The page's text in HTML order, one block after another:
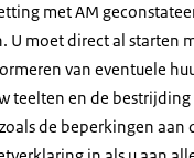
met AM
U moet direct al starten
van eventuele
teelten en de bestrijding
de beperkingen aan